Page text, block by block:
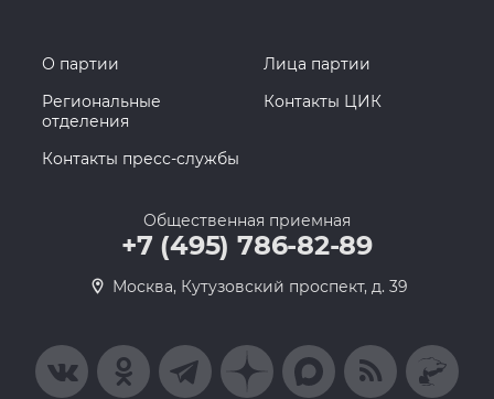
О партии
Лица партии
Региональные
отделения
Контакты ЦИК
Контакты пресс-службы
Общественная приемная
+7 (495) 786-82-89
Москва, Кутузовский проспект, д. 39